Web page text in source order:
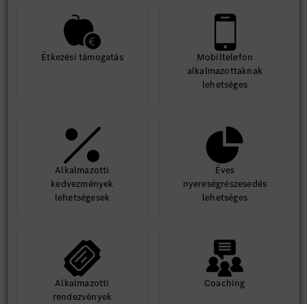
Étkezési támogatás
Mobiltelefon
alkalmazottaknak
lehetséges
Alkalmazotti
kedvezmények
lehetségesek
Éves
nyereségrészesedés
lehetséges
Alkalmazotti
rendezvények
Coaching